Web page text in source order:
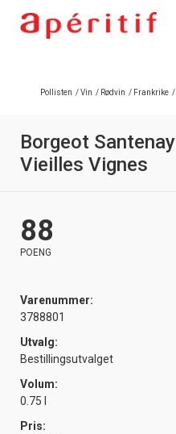
Pollisten /Vin / Rødvin / Frankrike /
Borgeot Santenay
Vieilles Vignes
88
POENG
Varenummer:
3788801
Utvalg:
Bestillingsutvalget
Volum:
0.75 l
Pris: